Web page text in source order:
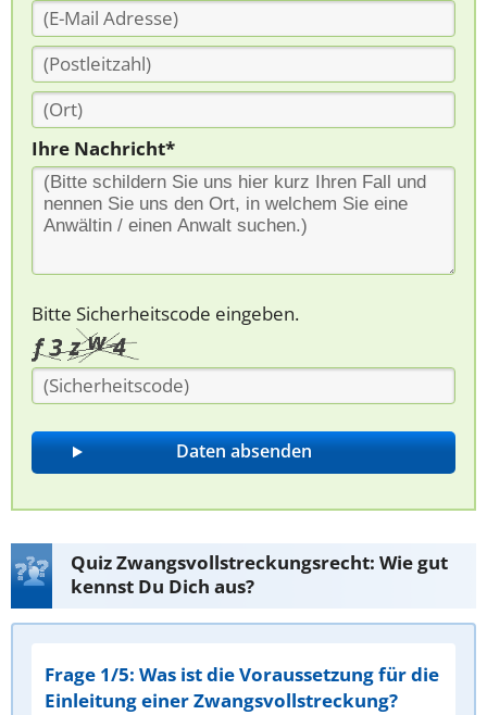
Ihre Nachricht*
Bitte Sicherheitscode eingeben.
Quiz Zwangsvollstreckungsrecht: Wie gut
kennst Du Dich aus?
Frage 1/5: Was ist die Voraussetzung für die
Einleitung einer Zwangsvollstreckung?